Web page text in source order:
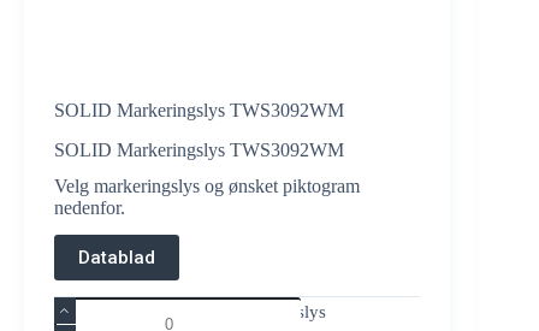
SOLID Markeringslys TWS3092WM
SOLID Markeringslys TWS3092WM
Velg markeringslys og ønsket piktogram
nedenfor.
Datablad
SOLID
Markeringslys
SOLID Markeringslys